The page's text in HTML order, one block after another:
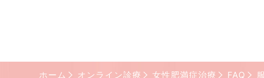
ホーム オンライン診療 女性肥満症治療 FAQ